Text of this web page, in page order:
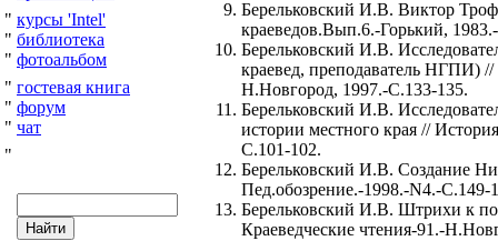
" курсы 'Intel'
" библиотека
" фотоальбом
" гостевая книга
" форум
" чат
"
Берельковский И.В. Виктор
краеведов.Вып.6.-Горький,
Берельковский И.В.
краевед, преподаватель НГПИ)
Н.Новгород, 1997.-С.133-135.
Берельковский И.В.
истории местного края //
С.101-102.
Берельковский И.В. Создание
Пед.обозрение.-1998.-N4.-С.149-
Берельковский И.В. Штрихи к
Краеведческие чтения-91.-